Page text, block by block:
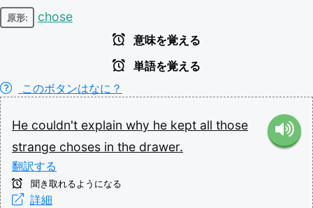
原形: chose
意味を覚える
単語を覚える
このボタンはなに？
He couldn't explain why he kept all those
strange choses in the drawer.
翻訳する
聞き取れるようになる
詳細